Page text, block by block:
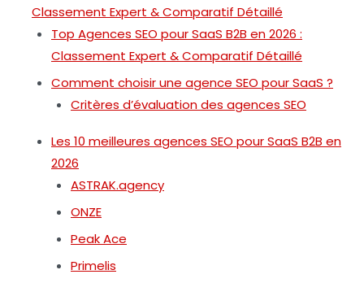
Classement Expert & Comparatif Détaillé
Top Agences SEO pour SaaS B2B en 2026 :
Classement Expert & Comparatif Détaillé
Comment choisir une agence SEO pour SaaS ?
Critères d’évaluation des agences SEO
Les 10 meilleures agences SEO pour SaaS B2B en
2026
ASTRAK.agency
ONZE
Peak Ace
Primelis